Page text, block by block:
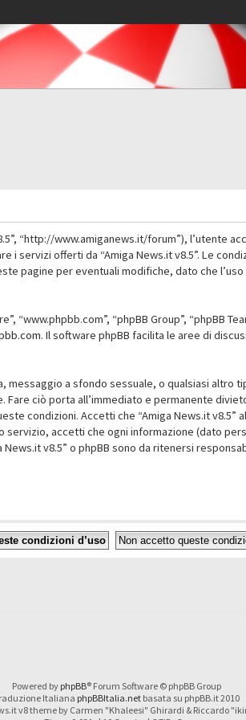
“http://www.amiganews.it/forum”), l’utente
servizi offerti da “Amiga News.it v8.5”. Le
pagine per eventuali modifiche, dato che
“www.phpbb.com”, “phpBB Group”, “phpBB
. Il software phpBB facilita le aree di
a sfondo sessuale, o qualsiasi altro
Fare ciò porta all’immediato e permanente
condizioni. Accetti che “Amiga News.it
accetti che ogni informazione (dato
v8.5” o phpBB sono da ritenersi
Powered by phpBB® Forum Software © phpBB Group
Italiana phpBBItalia.netbasata su phpBB.it 2010
v8 theme by Carmen "Khaleesi" Ghirardi & Riccardo